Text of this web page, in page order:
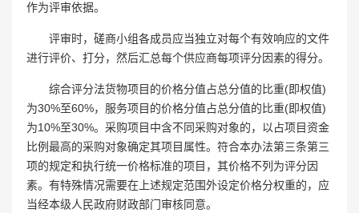
作为评审依据。
评审时，磋商小组各成员应当独立对每个有效响应的文件
进行评价、打分，然后汇总每个供应商每项评分因素的得分。
综合评分法货物项目的价格分值占总分值的比重(即权值)
为30%至60%，服务项目的价格分值占总分值的比重(即权值)
为10%至30%。采购项目中含不同采购对象的，以占项目资金
比例最高的采购对象确定其项目属性。符合本办法第三条第三
项的规定和执行统一价格标准的项目，其价格不列为评分因
素。有特殊情况需要在上述规定范围外设定价格分权重的，应
当经本级人民政府财政部门审核同意。